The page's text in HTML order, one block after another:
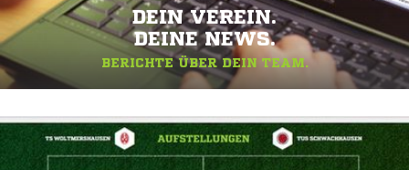
DEIN VEREIN.
DEINE NEWS.
BERICHTE ÜBER DEIN TEAM.